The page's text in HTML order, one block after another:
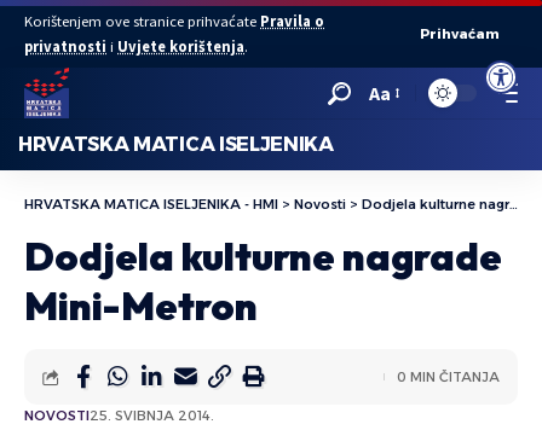
Open
Korištenjem ove stranice prihvaćate Pravila o
privatnosti i Uvjete korištenja.
Prihvaćam
Aa
HRVATSKA MATICA ISELJENIKA
HRVATSKA MATICA ISELJENIKA - HMI > Novosti > Dodjela kulturne nagrade Mini-Metron
Dodjela kulturne nagrade
Mini-Metron
NOVOSTI25. SVIBNJA 2014.
0 MIN ČITANJA